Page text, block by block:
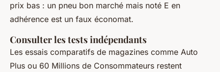
prix bas : un pneu bon marché mais noté E en
adhérence est un faux économat.
Consulter les tests indépendants
Les essais comparatifs de magazines comme Auto
Plus ou 60 Millions de Consommateurs restent